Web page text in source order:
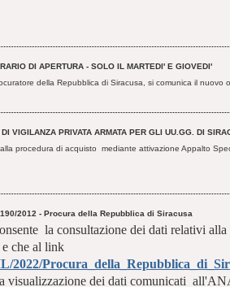
DI APERTURA - SOLO IL MARTEDI' E GIOVEDI'
della Repubblica di Siracusa, si comunica il nuovo
VIGILANZA PRIVATA ARMATA PER GLI UU.GG. DI
procedura di acquisto mediante attivazione Appalto
2012 - Procura della Repubblica di Siracusa
la consultazione dei dati relativi alla
che al link
visualizzazione dei dati comunicati